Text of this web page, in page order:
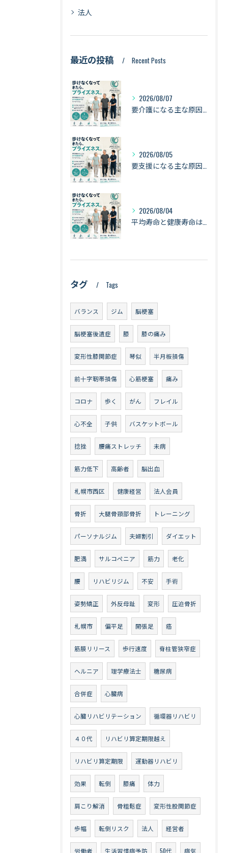
法人
最近の投稿 Recent Posts
2026/08/07
2026/08/05
2026/08/04
タグ Tags
バランス ジム 脳梗塞
脳梗塞後遺症 膝 膝の痛み
変形性膝関節症 琴似 半月板損傷
前十字靭帯損傷 心筋梗塞 痛み
コロナ 歩く がん フレイル
心不全 子供 バスケットボール
捻挫 腰痛ストレッチ 未病
筋力低下 高齢者 脳出血
札幌市西区 健康経営 法人会員
骨折 大腿骨頸部骨折 トレーニング
パーソナルジム 夫婦割引 ダイエット
肥満 サルコペニア 筋力 老化
腰 リハビリジム 不安 手術
姿勢矯正 外反母趾 変形 圧迫骨折
札幌市 偏平足 開張足 癌
筋膜リリース 歩行速度 脊柱管狭窄症
ヘルニア 理学療法士 糖尿病
合併症 心臓病
心臓リハビリテーション 循環器リハビリ
４０代 リハビリ算定期限越え
リハビリ算定期限 運動器リハビリ
効果 転倒 膝痛 体力
肩こり解消 骨粗鬆症 変形性股関節症
歩幅 転倒リスク 法人 経営者
労働者 生活習慣病予防 50代 病気